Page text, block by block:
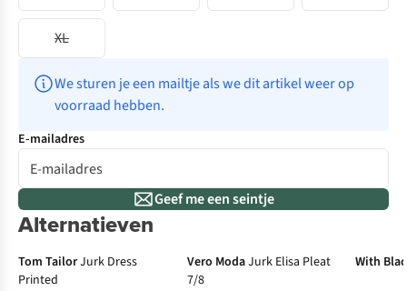
XL
We sturen je een mailtje als we dit artikel weer op
voorraad hebben.
E-mailadres
Geef me een seintje
Alternatieven
Tom TailorJurk Dress
Printed
Vero ModaJurk Elisa Pleat
7/8
With